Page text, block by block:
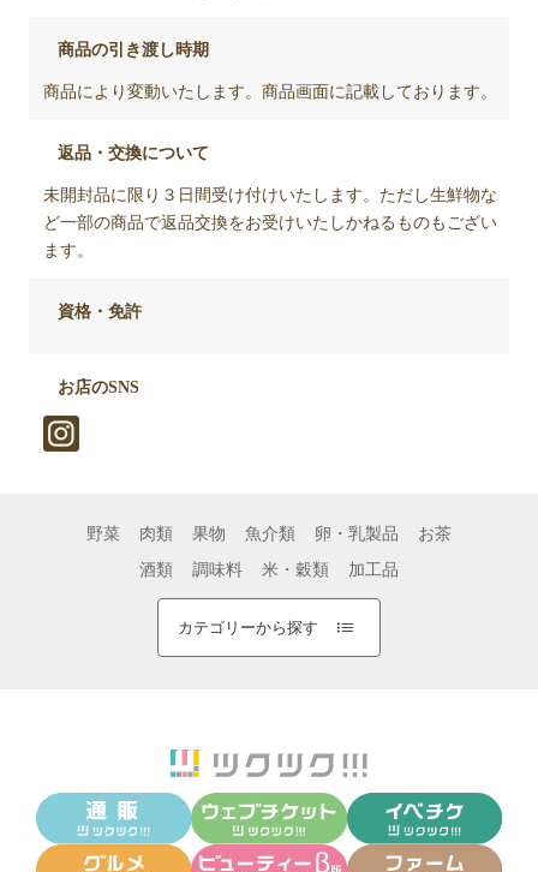
商品の引き渡し時期
商品により変動いたします。商品画面に記載しております。
返品・交換について
未開封品に限り３日間受け付けいたします。ただし生鮮物な
ど一部の商品で返品交換をお受けいたしかねるものもござい
ます。
資格・免許
お店のSNS
野菜 肉類 果物 魚介類 卵・乳製品
お茶
酒類
調味料 米・穀類 加工品
カテゴリーから探す